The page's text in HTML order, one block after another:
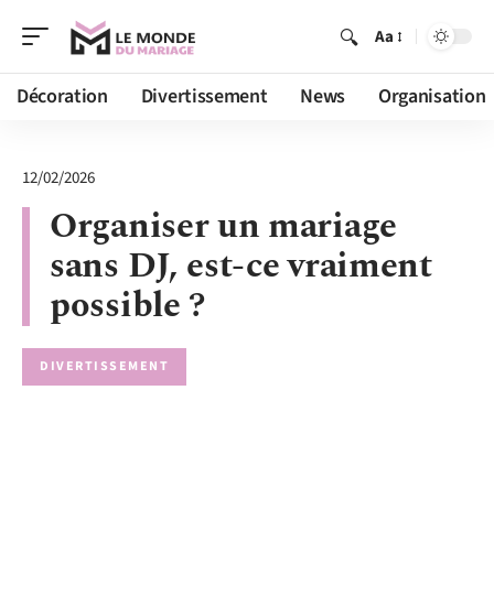
Aa
Décoration Divertissement News Organisation
12/02/2026
Organiser un mariage
sans DJ, est-ce vraiment
possible ?
DIVERTISSEMENT